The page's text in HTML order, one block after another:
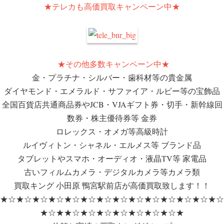
★テレカも高価買取キャンペーン中★
★その他多数キャンペーン中★
金・プラチナ・シルバー・歯科材等の貴金属
ダイヤモンド・エメラルド・サファイア・ルビー等の宝飾品
全国百貨店共通商品券やJCB・VJAギフト券・切手・新幹線回
数券・株主優待券等 金券
ロレックス・オメガ等高級時計
ルイヴィトン・シャネル・エルメス等 ブランド品
タブレットやスマホ・オーディオ・液晶TV等 家電品
古いフィルムカメラ・デジタルカメラ等カメラ類
買取キング 小田原 鴨宮駅前店が高価買取致します！！
★☆★☆★☆★☆★☆★☆★☆★☆★☆★☆★☆★☆★☆★☆
★☆★★☆★☆★☆★☆★☆★☆★☆★